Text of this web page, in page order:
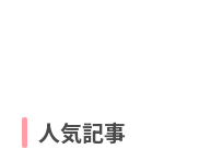
人気記事